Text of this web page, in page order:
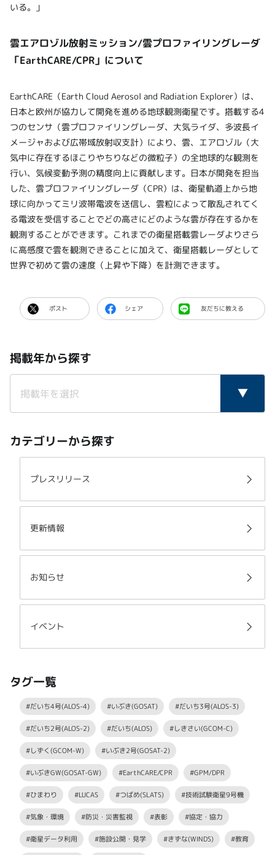
いる。」
雲エアロゾル放射ミッション/雲プロファイリングレーダ
「EarthCARE/CPR」について
EarthCARE（Earth Cloud Aerosol and Radiation Explorer）は、
日本と欧州が協力して開発を進める地球観測衛星です。搭載する4
つのセンサ（雲プロファイリングレーダ、大気ライダ、多波長イ
メージャおよび広帯域放射収支計）により、雲、エアロゾル（大
気中に存在するほこりやちりなどの微粒子）の全地球的な観測を
行い、気候変動予測の精度向上に貢献します。日本が開発を担当
した、雲プロファイリングレーダ（CPR）は、衛星軌道上から地
球に向かってミリ波帯電波を送信し、雲粒によって散乱されてく
る電波を受信することでどの高さにどのような雲が存在するかを
観測することができます。これまでの衛星搭載雲レーダよりさら
に高感度で雲を観測できることに加えて、衛星搭載レーダとして
世界で初めて雲の速度（上昇や下降）を計測できます。
ポスト シェア 友だちに教える
掲載年から探す
カテゴリーから探す
プレスリリース
更新情報
お知らせ
イベント
タグ一覧
#だいち4号(ALOS-4) #いぶき(GOSAT) #だいち3号(ALOS-3)
#だいち2号(ALOS-2) #だいち(ALOS) #しきさい(GCOM-C)
#しずく(GCOM-W) #いぶき2号(GOSAT-2)
#いぶきGW(GOSAT-GW) #EarthCARE/CPR #GPM/DPR
#ひまわり #LUCAS #つばめ(SLATS) #技術試験衛星9号機
#気象・環境 #防災・災害監視 #表彰 #協定・協力
#衛星データ利用 #施設公開・見学 #きずな(WINDS) #教育